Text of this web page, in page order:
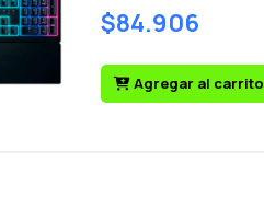
$84.906
Agregar al carrito